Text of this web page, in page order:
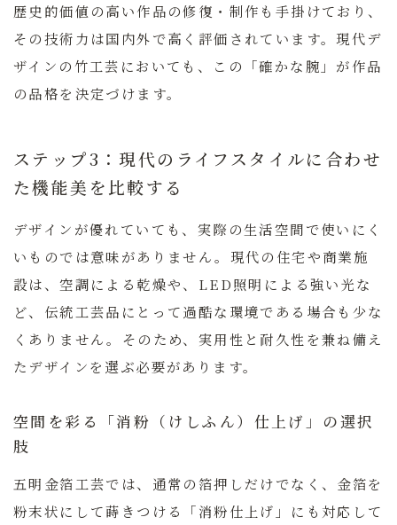
歴史的価値の高い作品の修復・制作も手掛けており、
その技術力は国内外で高く評価されています。現代デ
ザインの竹工芸においても、この「確かな腕」が作品
の品格を決定づけます。
ステップ3：現代のライフスタイルに合わせ
た機能美を比較する
デザインが優れていても、実際の生活空間で使いにく
いものでは意味がありません。現代の住宅や商業施
設は、空調による乾燥や、LED照明による強い光な
ど、伝統工芸品にとって過酷な環境である場合も少な
くありません。そのため、実用性と耐久性を兼ね備え
たデザインを選ぶ必要があります。
空間を彩る「消粉（けしふん）仕上げ」の選択
肢
五明金箔工芸では、通常の箔押しだけでなく、金箔を
粉末状にして蒔きつける「消粉仕上げ」にも対応して